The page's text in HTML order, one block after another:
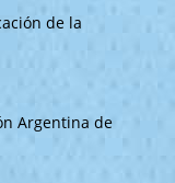
de la
Argentina de